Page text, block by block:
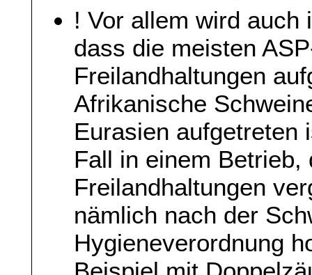
! Vor allem wird auch
dass die meisten
Freilandhaltungen
Afrikanische
Eurasien aufgetreten
Fall in einem Betrieb,
Freilandhaltungen
nämlich nach der
Hygieneverordnung